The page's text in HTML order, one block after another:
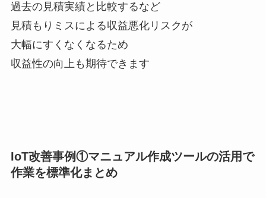
過去の見積実績と比較するなど
見積もりミスによる収益悪化リスクが
大幅にすくなくなるため
収益性の向上も期待できます
IoT改善事例①マニュアル作成ツールの活用で
作業を標準化まとめ